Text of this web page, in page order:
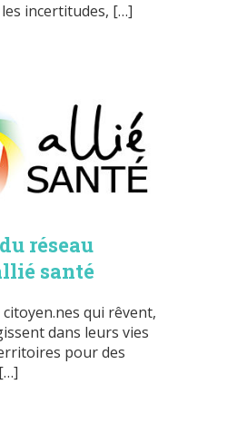
incertitudes, […]
réseau
santé
qui rêvent,
dans leurs vies
pour des